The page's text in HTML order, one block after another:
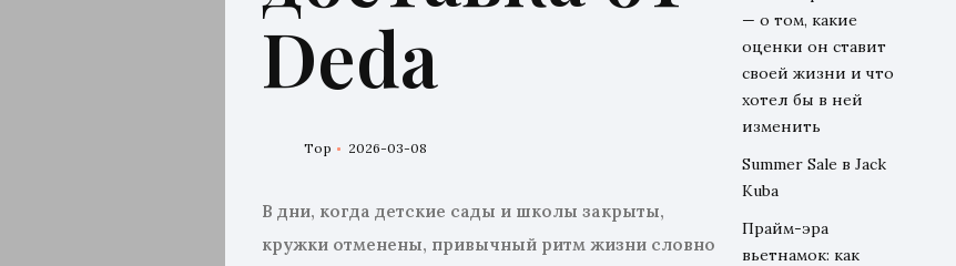
Deda
Top 2026-03-08
В дни, когдадетские сады и школы закрыты,
кружки отменены, привычный ритм жизни словно
— о том, какие
оценки он ставит
своей жизни и что
хотел бы в ней
изменить
Summer Sale в Jack
Kuba
Прайм-эра
вьетнамок: как